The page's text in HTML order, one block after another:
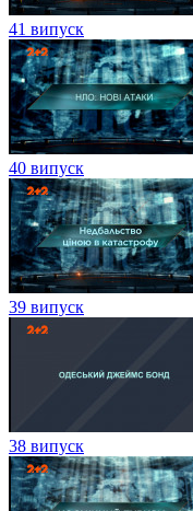
41 випуск
40 випуск
39 випуск
38 випуск